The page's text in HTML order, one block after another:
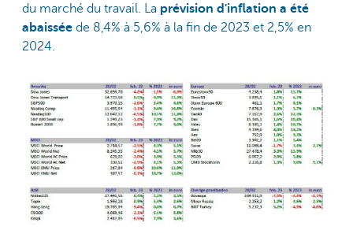
du marché du travail. La prévision d'inflation a été
abaissée de 8,4% à 5,6% à la fin de 2023 et 2,5% en
2024.